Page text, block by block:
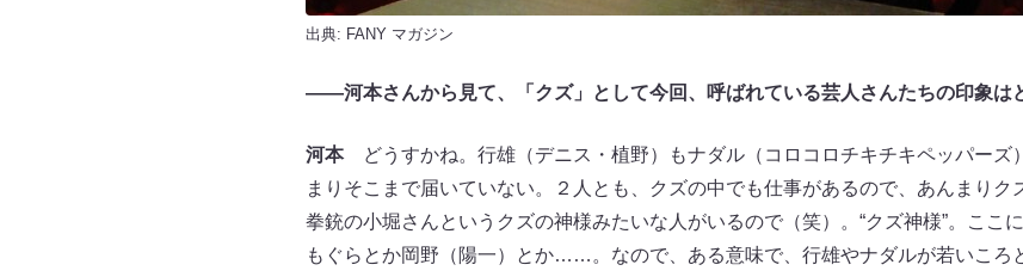
出典: FANY マガジン
――河本さんから見て、「クズ」として今回、呼ばれている芸人さんたちの印象は
河本どうすかね。行雄（デニス・植野）もナダル（コロコロチキチキペッパーズ
まりそこまで届いていない。２人とも、クズの中でも仕事があるので、あんまりク
拳銃の小堀さんというクズの神様みたいな人がいるので（笑）。“クズ神様”。ここ
もぐらとか岡野（陽一）とか……。なので、ある意味で、行雄やナダルが若いころ